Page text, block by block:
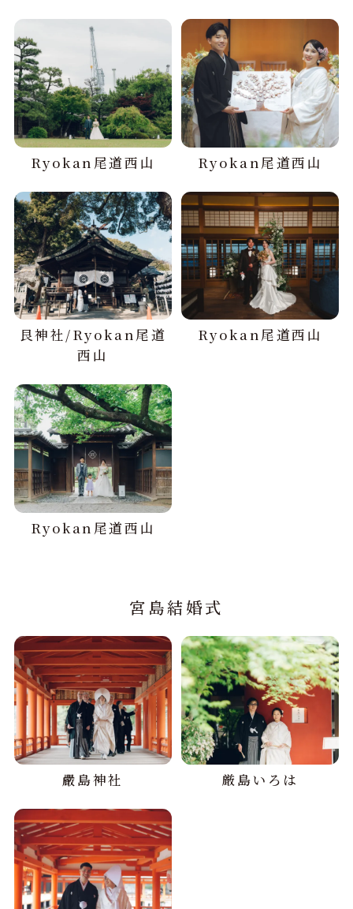
Ryokan尾道西山 Ryokan尾道西山
艮神社/Ryokan尾道
西山
Ryokan尾道西山
Ryokan尾道西山
宮島結婚式
嚴島神社 厳島いろは